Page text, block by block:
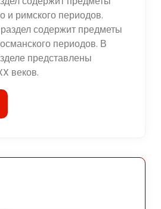
и римского периодов.
содержит предметы
периодов. В
представлены
веков.